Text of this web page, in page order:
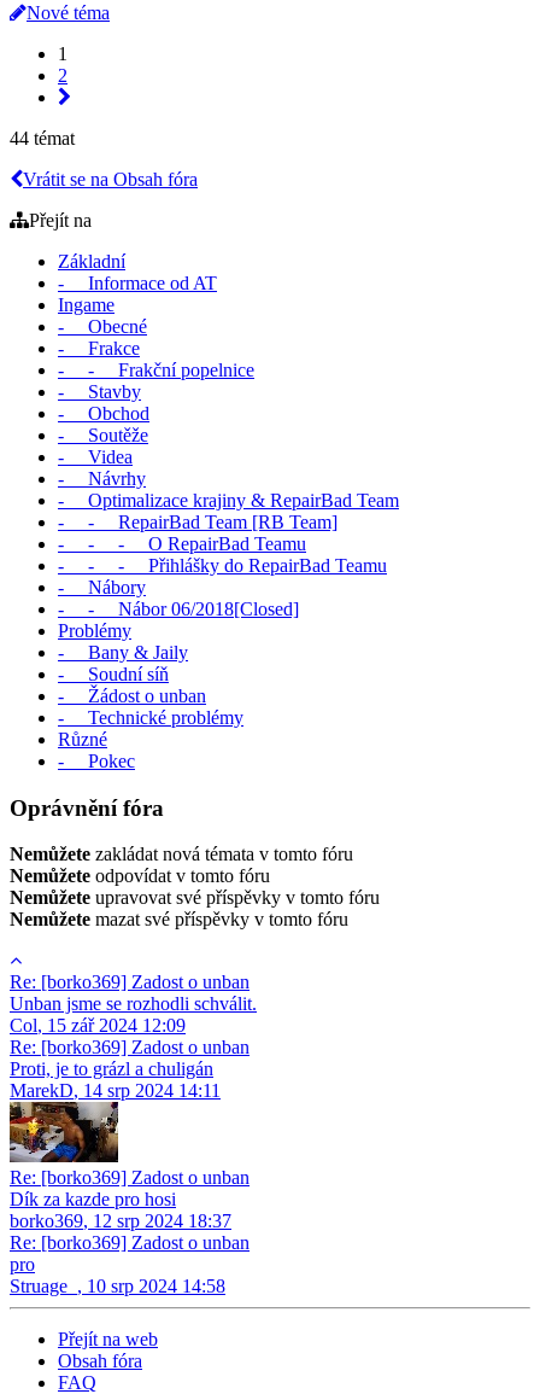
Nové téma
1
2
44 témat
Vrátit se na Obsah fóra
Přejít na
Základní
- Informace od AT
Ingame
- Obecné
- Frakce
- - Frakční popelnice
- Stavby
- Obchod
- Soutěže
- Videa
- Návrhy
- Optimalizace krajiny & RepairBad Team
- - RepairBad Team [RB Team]
- - - O RepairBad Teamu
- - - Přihlášky do RepairBad Teamu
- Nábory
- - Nábor 06/2018[Closed]
Problémy
- Bany & Jaily
- Soudní síň
- Žádost o unban
- Technické problémy
Různé
- Pokec
Oprávnění fóra
Nemůžete zakládat nová témata v tomto fóru
Nemůžete odpovídat v tomto fóru
Nemůžete upravovat své příspěvky v tomto fóru
Nemůžete mazat své příspěvky v tomto fóru
Re: [borko369] Zadost o unban
Unban jsme se rozhodli schválit.
Col, 15 zář 2024 12:09
Re: [borko369] Zadost o unban
Proti, je to grázl a chuligán
MarekD, 14 srp 2024 14:11
Re: [borko369] Zadost o unban
Dík za kazde pro hosi
borko369, 12 srp 2024 18:37
Re: [borko369] Zadost o unban
pro
Struage_ , 10 srp 2024 14:58
Přejít na web
Obsah fóra
FAQ